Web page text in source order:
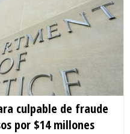
culpable de fraude
por $14 millones